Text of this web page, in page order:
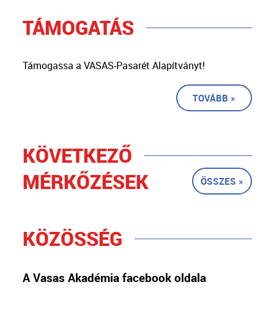
TÁMOGATÁS
Támogassa a VASAS-Pasarét Alapítványt!
TOVÁBB »
KÖVETKEZŐ
MÉRKŐZÉSEK
ÖSSZES »
KÖZÖSSÉG
A Vasas Akadémia facebook oldala